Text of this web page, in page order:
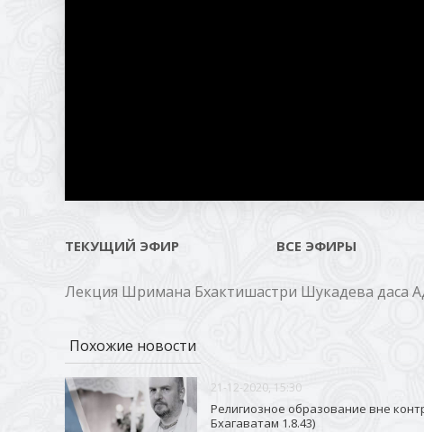
ТЕКУЩИЙ ЭФИР ВСЕ ЭФИРЫ
Лекция Шримана Бхактишастри Шукадева даса
Похожие новости
21-12-2020, 15:30
Религиозное образование вне
Бхагаватам 1.8.43)